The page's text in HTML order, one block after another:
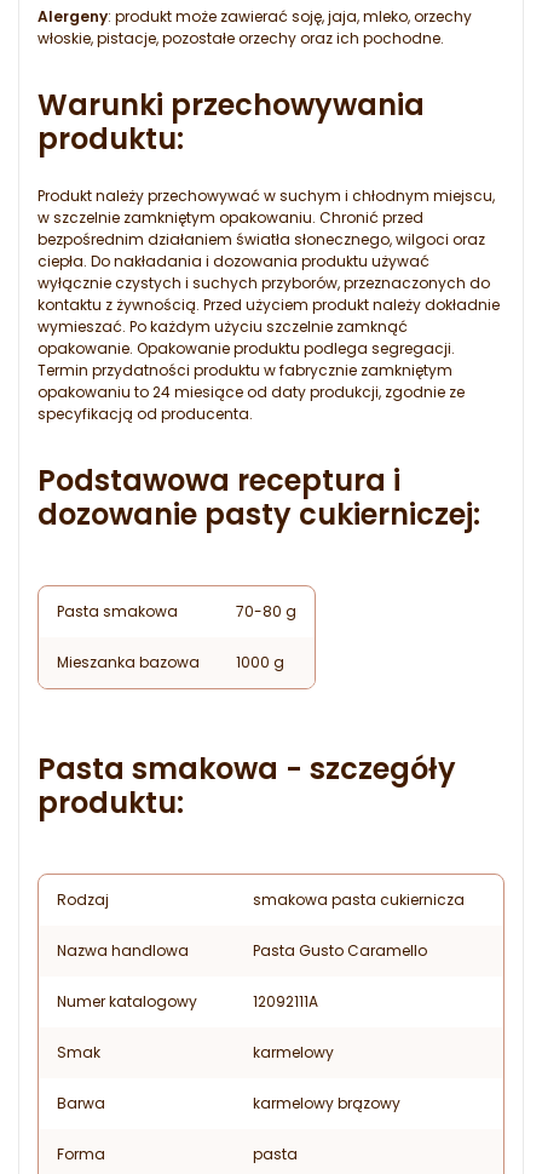
Alergeny: produkt może zawierać soję, jaja, mleko, orzechy
włoskie, pistacje, pozostałe orzechy oraz ich pochodne.
Warunki przechowywania
produktu:
Produkt należy przechowywać w suchym i chłodnym miejscu,
w szczelnie zamkniętym opakowaniu. Chronić przed
bezpośrednim działaniem światła słonecznego, wilgoci oraz
ciepła. Do nakładania i dozowania produktu używać
wyłącznie czystych i suchych przyborów, przeznaczonych do
kontaktu z żywnością. Przed użyciem produkt należy dokładnie
wymieszać. Po każdym użyciu szczelnie zamknąć
opakowanie. Opakowanie produktu podlega segregacji.
Termin przydatności produktu w fabrycznie zamkniętym
opakowaniu to 24 miesiące od daty produkcji, zgodnie ze
specyfikacją od producenta.
Podstawowa receptura i
dozowanie pasty cukierniczej:
Pasta smakowa 70-80 g
Mieszanka bazowa 1000 g
Pasta smakowa - szczegóły
produktu:
Rodzaj smakowa pasta cukiernicza
Nazwa handlowa Pasta Gusto Caramello
Numer katalogowy 12092111A
Smak karmelowy
Barwa karmelowy brązowy
Forma pasta